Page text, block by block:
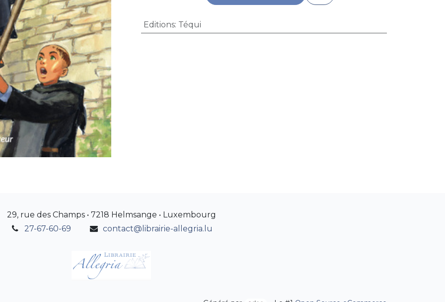
Editions: Téqui
29, rue des Champs • 7218 Helmsange • Luxembourg
27-67-60-69
contact@librairie-allegria.lu